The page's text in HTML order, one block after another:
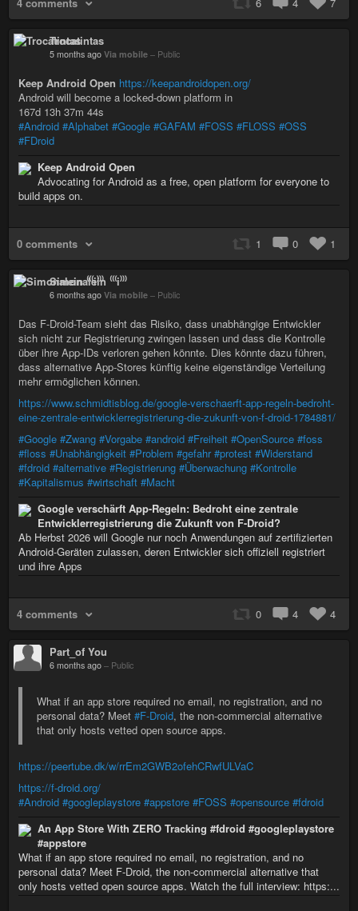
Trocatintas
5 months ago Via mobile – Public
Keep Android Open https://keepandroidopen.org/
Android will become a locked-down platform in
167d 13h 37m 44s
#Android #Alphabet #Google #GAFAM #FOSS #FLOSS #OSS
#FDroid
Keep Android Open
Advocating for Android as a free, open platform for everyone to
build apps on.
0 comments 1 0 1
Simonalein ⁽⁽⁽i⁾⁾⁾
6 months ago Via mobile – Public
Das F-Droid-Team sieht das Risiko, dass unabhängige Entwickler
sich nicht zur Registrierung zwingen lassen und dass die Kontrolle
über ihre App-IDs verloren gehen könnte. Dies könnte dazu führen,
dass alternative App-Stores künftig keine eigenständige Verteilung
mehr ermöglichen können.
https://www.schmidtisblog.de/google-verschaerft-app-regeln-bedroht-
eine-zentrale-entwicklerregistrierung-die-zukunft-von-f-droid-1784881/
#Google #Zwang #Vorgabe #android #Freiheit #OpenSource #foss
#floss #Unabhängigkeit #Problem #gefahr #protest #Widerstand
#fdroid #alternative #Registrierung #Überwachung #Kontrolle
#Kapitalismus #wirtschaft #Macht
Google verschärft App-Regeln: Bedroht eine zentrale
Entwicklerregistrierung die Zukunft von F-Droid?
Ab Herbst 2026 will Google nur noch Anwendungen auf zertifizierten
Android-Geräten zulassen, deren Entwickler sich offiziell registriert
und ihre Apps
4 comments 0 4 4
Part_of You
6 months ago – Public
What if an app store required no email, no registration, and no
personal data? Meet #F-Droid, the non-commercial alternative
that only hosts vetted open source apps.
https://peertube.dk/w/rrEm2GWB2ofehCRwfULVaC
https://f-droid.org/
#Android #googleplaystore #appstore #FOSS #opensource #fdroid
An App Store With ZERO Tracking #fdroid #googleplaystore
#appstore
What if an app store required no email, no registration, and no
personal data? Meet F-Droid, the non-commercial alternative that
only hosts vetted open source apps. Watch the full interview: https:...